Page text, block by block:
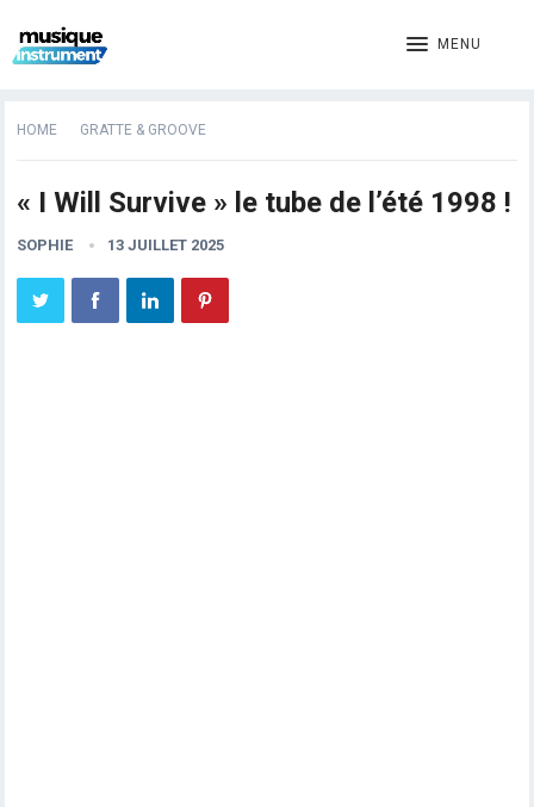
MENU
HOME GRATTE & GROOVE
« I Will Survive » le tube de l’été 1998 !
SOPHIE 13 JUILLET 2025